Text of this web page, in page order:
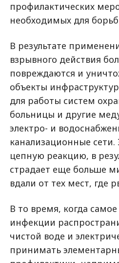
профилактических
необходимых для
В результате
взрывного действия
повреждаются и
объекты
для работы систем
больницы и другие
электро- и
канализационные сети.
цепную реакцию, в
страдает еще больше
вдали от тех мест, где
В то время, когда
инфекции
чистой воде и
принимать